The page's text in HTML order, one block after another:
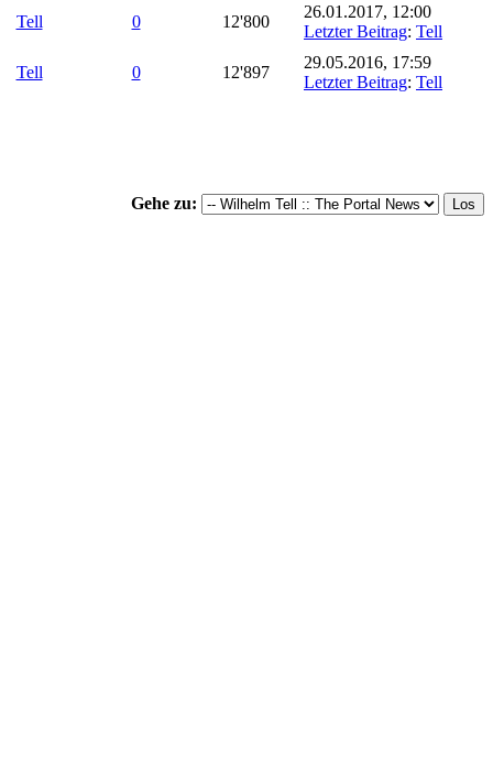
Tell 0 12'800
26.01.2017, 12:00
Letzter Beitrag: Tell
Tell 0 12'897
29.05.2016, 17:59
Letzter Beitrag: Tell
Gehe zu: